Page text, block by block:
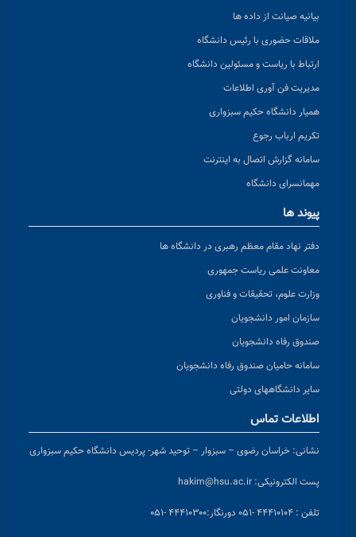
بیانیه صیانت از داده ها
ملاقات حضوری با رئیس دانشگاه
ارتباط با ریاست و مسئولین دانشگاه
مدیریت فن آوری اطلاعات
همیار دانشگاه حکیم سبزواری
تکریم ارباب رجوع
سامانه گزارش اتصال به اینترنت
مهمانسرای دانشگاه
پیوند ها
دفتر نهاد مقام معظم رهبری در دانشگاه ها
معاونت علمی ریاست جمهوری
وزارت علوم، تحقیقات و فناوری
سازمان امور دانشجویان
صندوق رفاه دانشجویان
سامانه حامیان صندوق رفاه دانشجویان
سایر دانشگاههای دولتی
اطلاعات تماس
نشانی: خراسان رضوی – سبزوار – توحید شهر- پردیس دانشگاه حکیم سبزواری
پست الکترونیکی: hakim@hsu.ac.ir
تلفن : ۴۴۴۱۰۱۰۴ -۰۵۱ دورنگار:۴۴۴۱۰۳۰۰ -۰۵۱